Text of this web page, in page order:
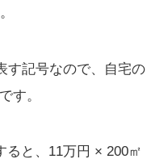
す記号なので、自宅の
す。
ると、11万円 × 200㎡